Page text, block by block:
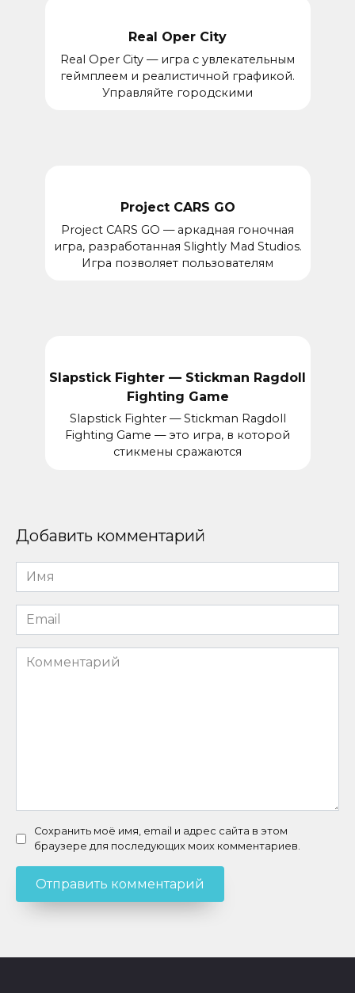
Real Oper City
Real Oper City — игра с увлекательным
геймплеем и реалистичной графикой.
Управляйте городскими
Project CARS GO
Project CARS GO — аркадная гоночная
игра, разработанная Slightly Mad Studios.
Игра позволяет пользователям
Slapstick Fighter — Stickman Ragdoll
Fighting Game
Slapstick Fighter — Stickman Ragdoll
Fighting Game — это игра, в которой
стикмены сражаются
Добавить комментарий
Имя
*
Email
*
Комментарий
Сохранить моё имя, email и адрес сайта в этом
браузере для последующих моих комментариев.